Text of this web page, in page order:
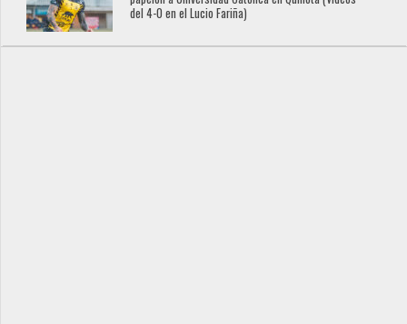
del 4-0 en el Lucio Fariña)